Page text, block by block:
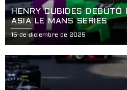
HENRY CUBIDES DEBUTÓ
ASIA LE MANS SERIES
15 de diciembre de 2025